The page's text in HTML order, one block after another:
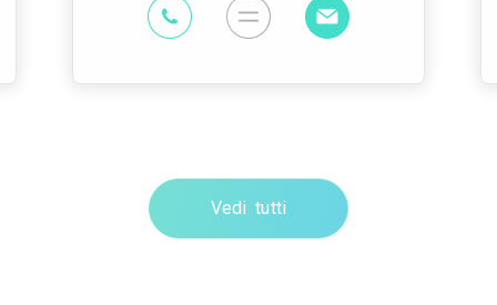
Vedi tutti